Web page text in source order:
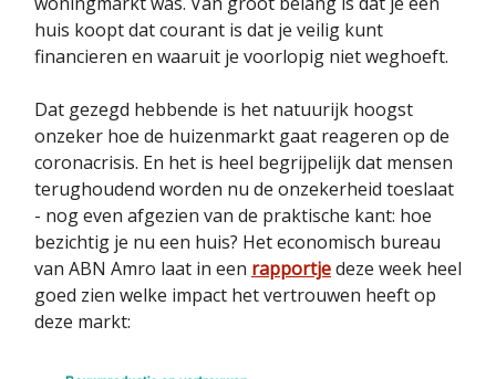
huis koopt dat courant is dat je veilig kunt
financieren en waaruit je voorlopig niet weghoeft.
Dat gezegd hebbende is het natuurijk hoogst
onzeker hoe de huizenmarkt gaat reageren op de
coronacrisis. En het is heel begrijpelijk dat mensen
terughoudend worden nu de onzekerheid toeslaat
- nog even afgezien van de praktische kant: hoe
bezichtig je nu een huis? Het economisch bureau
van ABN Amro laat in een rapportjedeze week heel
goed zien welke impact het vertrouwen heeft op
deze markt: